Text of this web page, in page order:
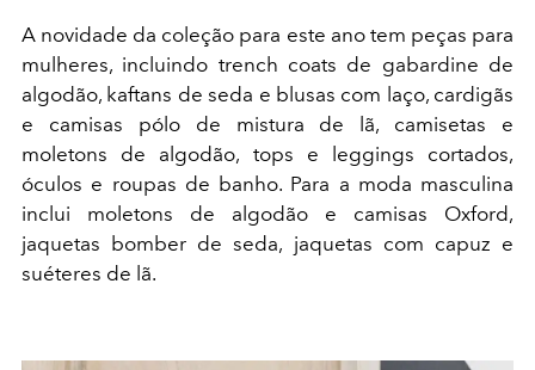
A novidade da coleção para este ano tem peças para
mulheres, incluindo trench coats de gabardine de
algodão, kaftans de seda e blusas com laço, cardigãs
e camisas pólo de mistura de lã, camisetas e
moletons de algodão, tops e leggings cortados,
óculos e roupas de banho. Para a moda masculina
inclui moletons de algodão e camisas Oxford,
jaquetas bomber de seda, jaquetas com capuz e
suéteres de lã.